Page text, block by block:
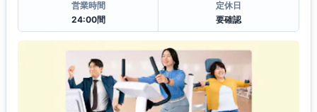
営業時間
24:00間
定休日
要確認